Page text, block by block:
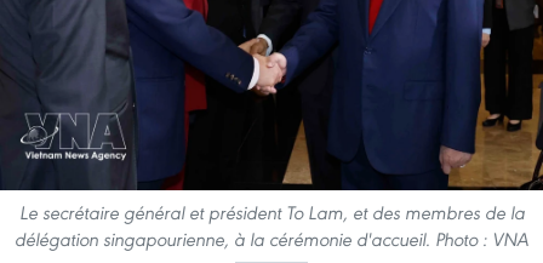
Le secrétaire général et président To Lam, et des membres de la
délégation singapourienne, à la cérémonie d'accueil. Photo : VNA